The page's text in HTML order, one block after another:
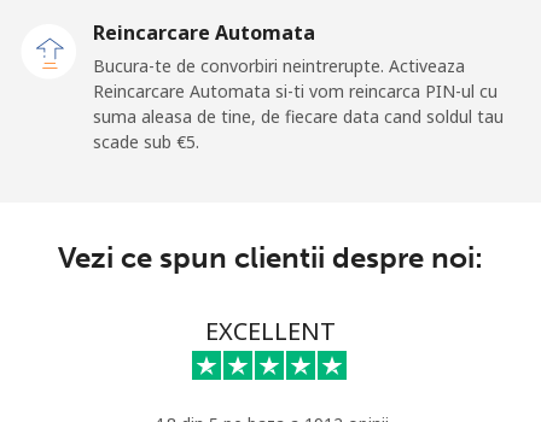
Telefon fix ⁦32.5¢⁩
30 min pentru
⁦€10⁩
⁦25.9¢⁩
38 min pentru
⁦8.9¢⁩
112 min pentru
⁦19.5¢⁩
51 min pentru
⁦€10⁩
Reincarcare Automata
Bucura-te de convorbiri neintrerupte. Activeaza
Reincarcare Automata si-ti vom reincarca PIN-ul cu
suma aleasa de tine, de fiecare data cand soldul tau
scade sub ⁦€5⁩.
Vezi ce spun clientii despre noi:
EXCELLENT